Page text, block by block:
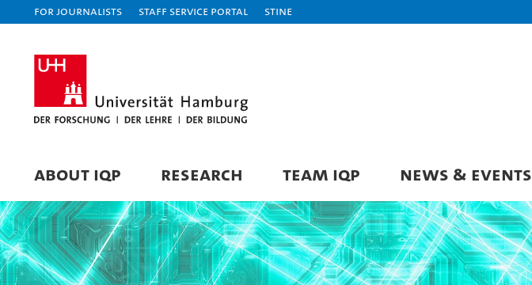
For journalists Staff Service Portal STiNE
ABOUT IQP RESEARCH TEAM IQP NEWS & EVENTS